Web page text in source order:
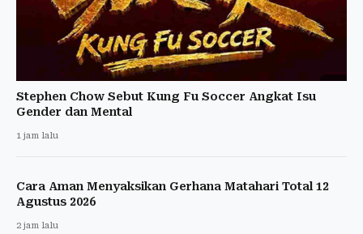
Stephen Chow Sebut Kung Fu Soccer Angkat Isu
Gender dan Mental
1 jam lalu
Cara Aman Menyaksikan Gerhana Matahari Total 12
Agustus 2026
2 jam lalu